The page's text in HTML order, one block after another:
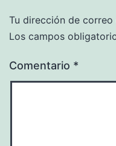
Tu dirección de
Los campos
Comentario *